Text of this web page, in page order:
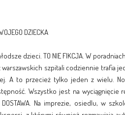
DZIECKA
dzieci. TO NIE FIKCJA. W
warszawskich szpitali codziennie trafia
A to przecież tylko jeden z wielu.
Wszystko jest na wyciągnięcie
DOSTAWA. Na imprezie, osiedlu, w